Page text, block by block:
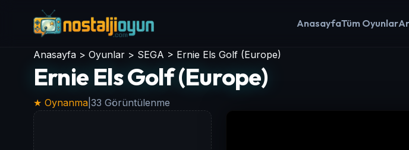
AnasayfaTüm Oyunlar
Anasayfa > Oyunlar > SEGA > Ernie Els Golf (Europe)
Ernie Els Golf (Europe)
★ Oynanma 33 Görüntülenme